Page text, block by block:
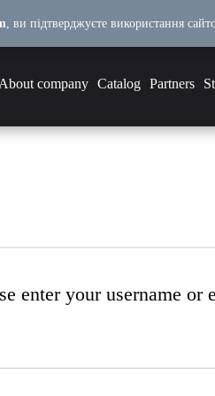
About company Catalog Partners
enter your username
, ви підтверджуєте використання